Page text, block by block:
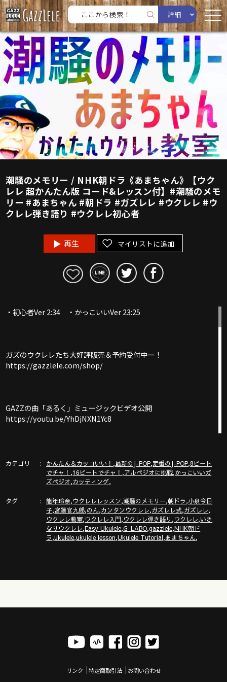
詳細
潮騒のメモリー / NHK朝ドラ《あまちゃん》【ウク
レレ 超かんたん版 コード&レッスン付】#潮騒のメモ
リー #あまちゃん #朝ドラ #ガズレレ #ウクレレ #ウ
クレレ弾き語り #ウクレレ初心者
再生 マイリストに追加
・初心者Ver 2:34 ・かっこいいVer 23:25
ガズのウクレレたち大好評販売＆予約受付中ー！
https://gazzlele.com/shop/
GAZZの曲「あるく」ミュージックビデオ公開
https://youtu.be/YhDjNXN1Yc8
Amazonにて大好評販売中「ガズのはじめてウクレレ」
https://amzn.asia/d/cW6iLgS
ウクレレを０から始めるにはここから！ガズレレ式かんたんウ
クレレプログラム
https://gazzlele.com/beginner/
https://youtu.be/p-gFoETga0A
ウクレレリズム色々はここ
https://youtu.be/YhDjNXN1Yc8
カテゴリ かんたん＆カッコいい！ ,最新のJ-POP,定番のJ-POP,8ビート
でチャ！ ,16ビートでチャ！ ,アルペジオに挑戦,かっこいいガ
ズペジオ,カッティング,
タグ 能年玲奈,ウクレレレッスン,潮騒のメモリー,朝ドラ,小泉今日
子,宮藤官九郎,のん,カンタンウクレレ,ガズレレ式,ガズレレ,
ウクレレ教室,ウクレレ入門,ウクレレ弾き語り ,ウクレレ,いき
なりウクレレ,Easy Ukulele,G-LABO,gazzlele,NHK朝ド
ラ,ukulele,ukulele lesson,Ukulele Tutorial,あまちゃん,
リンク 特定商取引法 お問い合わせ